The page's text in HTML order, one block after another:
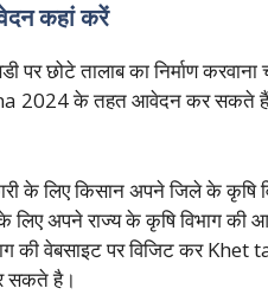
कहां करें
पर छोटे तालाब का निर्माण
2024 के तहत आवेदन कर सकते
के लिए किसान अपने जिले के
लिए अपने राज्य के कृषि विभाग की
की वेबसाइट पर विजिट कर
सकते है।